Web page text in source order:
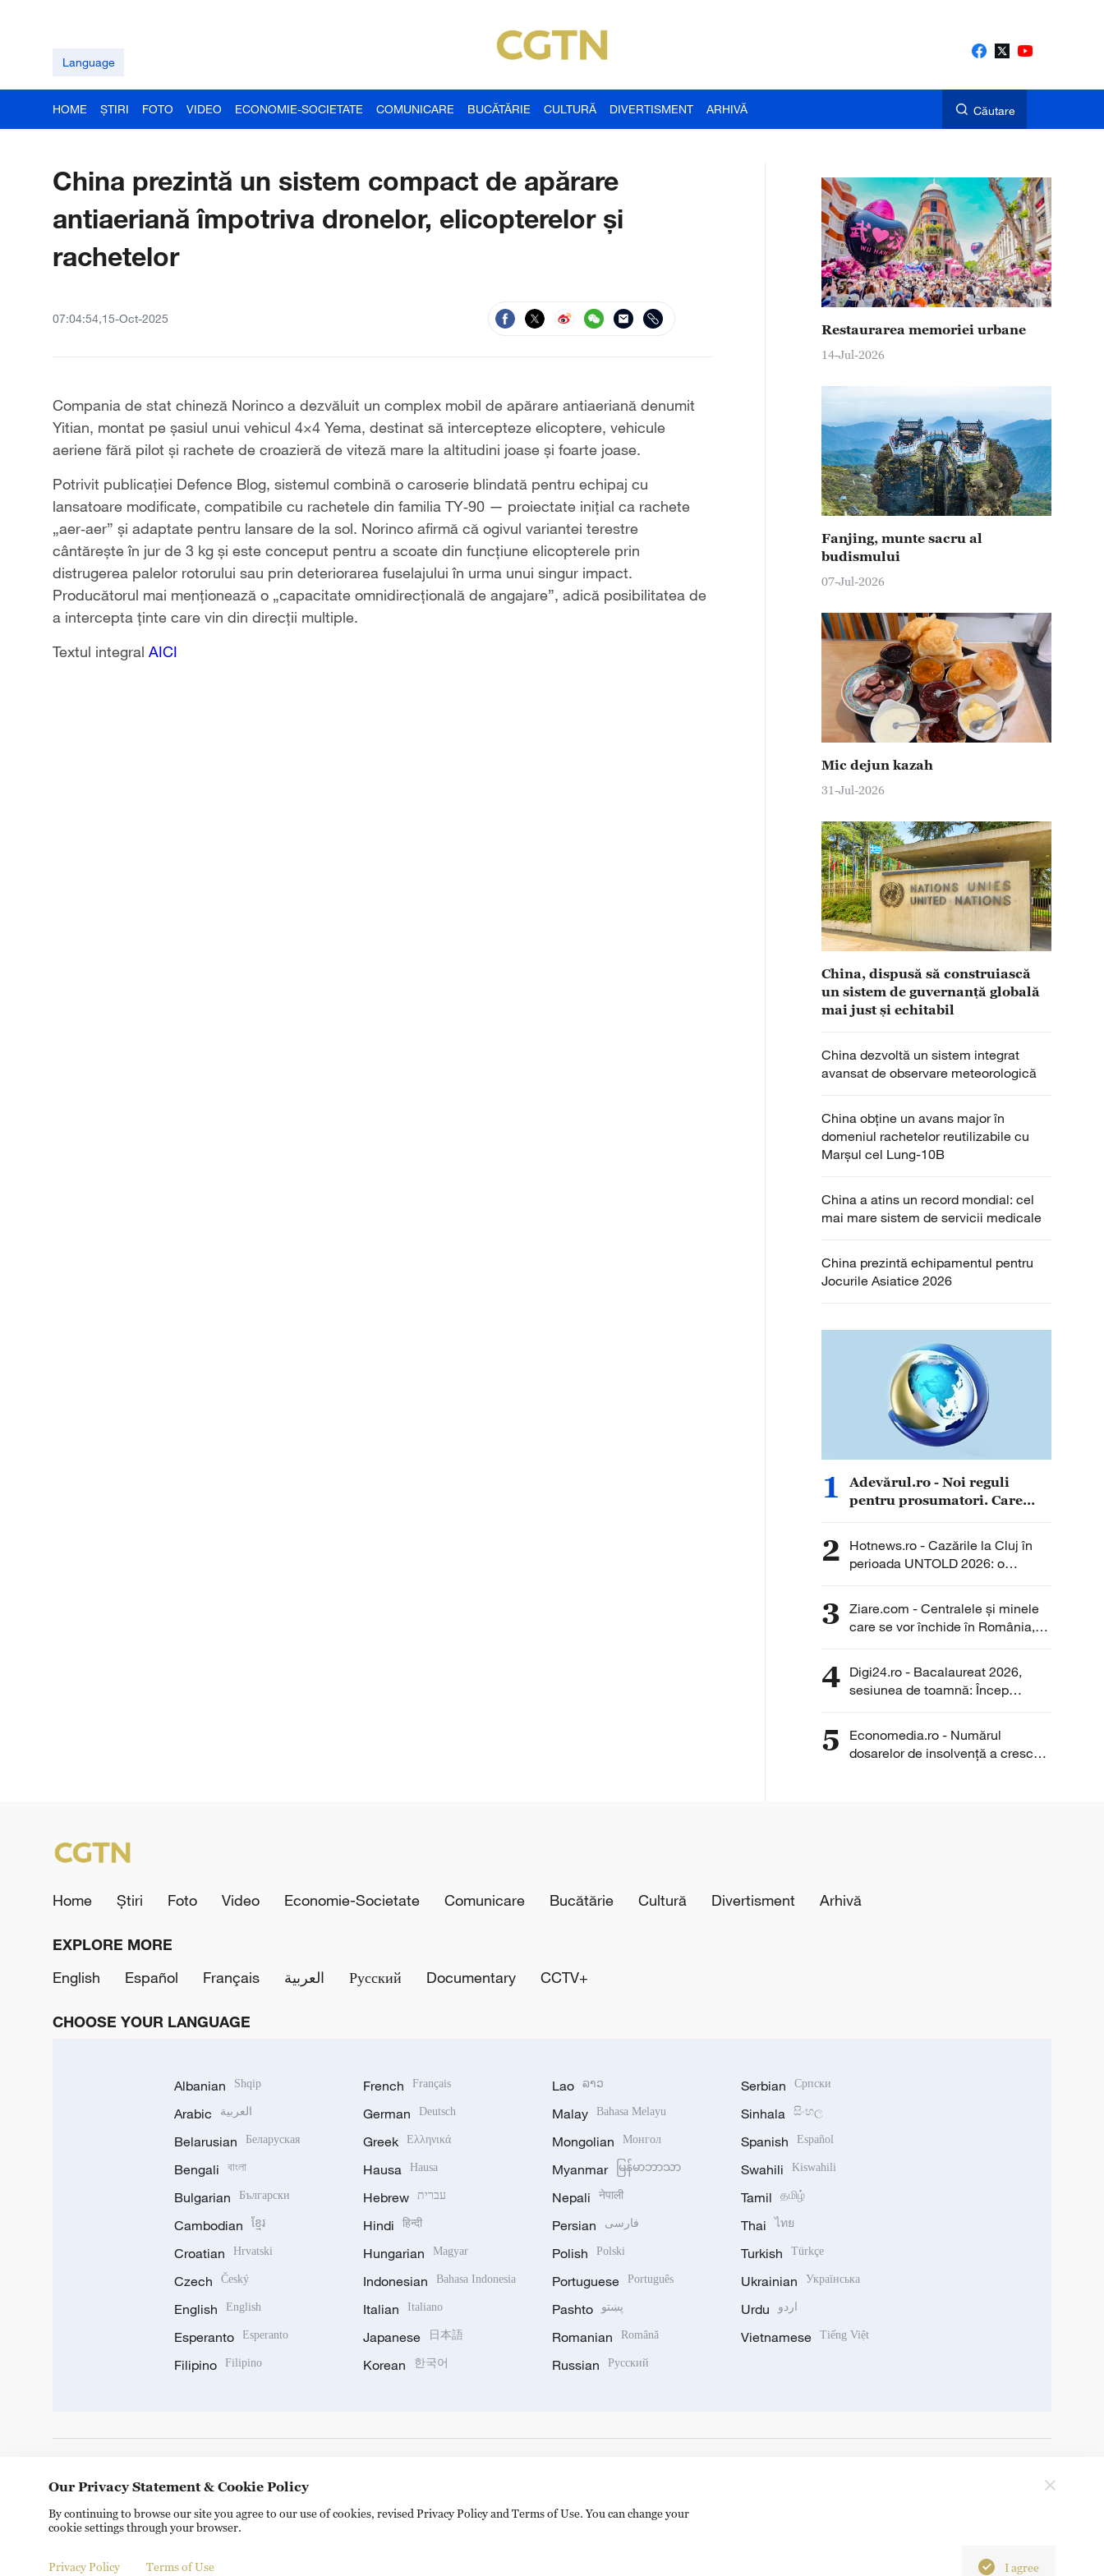
Language
HOME ȘTIRI FOTO VIDEO ECONOMIE-SOCIETATE COMUNICARE BUCĂTĂRIE CULTURĂ DIVERTISMENT ARHIVĂ Căutare
China prezintă un sistem compact de apărare
antiaeriană împotriva dronelor, elicopterelor şi
rachetelor
07:04:54,15-Oct-2025
Compania de stat chineză Norinco a dezvăluit un complex mobil de apărare antiaeriană denumit
Yitian, montat pe şasiul unui vehicul 4×4 Yema, destinat să intercepteze elicoptere, vehicule
aeriene fără pilot şi rachete de croazieră de viteză mare la altitudini joase şi foarte joase.
Potrivit publicaţiei Defence Blog, sistemul combină o caroserie blindată pentru echipaj cu
lansatoare modificate, compatibile cu rachetele din familia TY‑90 — proiectate iniţial ca rachete
„aer‑aer” şi adaptate pentru lansare de la sol. Norinco afirmă că ogivul variantei terestre
cântăreşte în jur de 3 kg şi este conceput pentru a scoate din funcţiune elicopterele prin
distrugerea palelor rotorului sau prin deteriorarea fuselajului în urma unui singur impact.
Producătorul mai menţionează o „capacitate omnidirecţională de angajare”, adică posibilitatea de
a intercepta ţinte care vin din direcţii multiple.
Textul integral AICI
Restaurarea memoriei urbane
14-Jul-2026
Fanjing, munte sacru al
budismului
07-Jul-2026
Mic dejun kazah
31-Jul-2026
China, dispusă să construiască
un sistem de guvernanţă globală
mai just şi echitabil
China dezvoltă un sistem integrat
avansat de observare meteorologică
China obține un avans major în
domeniul rachetelor reutilizabile cu
Marșul cel Lung-10B
China a atins un record mondial: cel
mai mare sistem de servicii medicale
China prezintă echipamentul pentru
Jocurile Asiatice 2026
1
Adevărul.ro - Noi reguli
pentru prosumatori. Care
le știe românii
2
Hotnews.ro - Cazările la Cluj în
perioada UNTOLD 2026: o
garsonieră ajunge să coste pe
un apartament
3 Ziare.com - Centralele și minele
care se vor închide în România,
până în 2030. Ce prevede legea
4 Digi24.ro - Bacalaureat 2026,
sesiunea de toamnă: Încep
probele de competențe într-o
Cum se desfășoară examenul
5
Economedia.ro - Numărul
dosarelor de insolvenţă a crescut
Home Știri Foto Video Economie-Societate Comunicare Bucătărie Cultură Divertisment Arhivă
EXPLORE MORE
English
Español Français العربية Русский Documentary CCTV+
CHOOSE YOUR LANGUAGE
Albanian Shqip
Arabic العربية
Belarusian Беларуская
Bengali বাংলা
Bulgarian Български
Cambodian ខ្មែរ
Croatian Hrvatski
Czech Český
English English
Esperanto Esperanto
Filipino Filipino
French Français
German Deutsch
Greek Ελληνικά
Hausa Hausa
Hebrew עברית
Hindi हिन्दी
Hungarian Magyar
Indonesian Bahasa Indonesia
Italian Italiano
Japanese 日本語
Korean 한국어
Lao ລາວ
Malay Bahasa Melayu
Mongolian Монгол
Myanmar မြန်မာဘာသာ
Nepali नेपाली
Persian فارسی
Polish Polski
Portuguese Português
Pashto پښتو
Romanian Română
Russian Русский
Serbian Српски
Sinhala සිංහල
Spanish Español
Swahili Kiswahili
Tamil தமிழ்
Thai ไทย
Turkish Türkçe
Ukrainian Українська
Urdu اردو
Vietnamese Tiếng Việt
Copyright © 2024 CGTN. 京ICP备20000184号
Our Privacy Statement & Cookie Policy
By continuing to browse our site you agree to our use of cookies, revised Privacy Policy and Terms of Use. You can change your
cookie settings through your browser.
Privacy Policy Terms of Use I agree